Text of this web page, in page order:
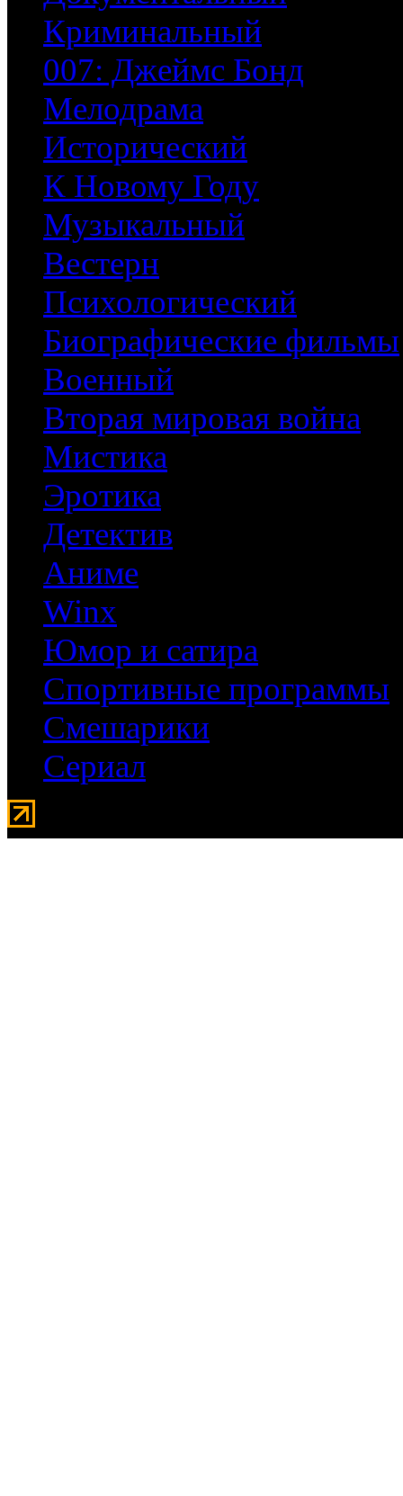
Криминальный
007: Джеймс Бонд
Мелодрама
Исторический
К Новому Году
Музыкальный
Вестерн
Психологический
Биографические фильмы
Военный
Вторая мировая война
Мистика
Эротика
Детектив
Аниме
Winx
Юмор и сатира
Спортивные программы
Смешарики
Сериал
Мувидом - аренда